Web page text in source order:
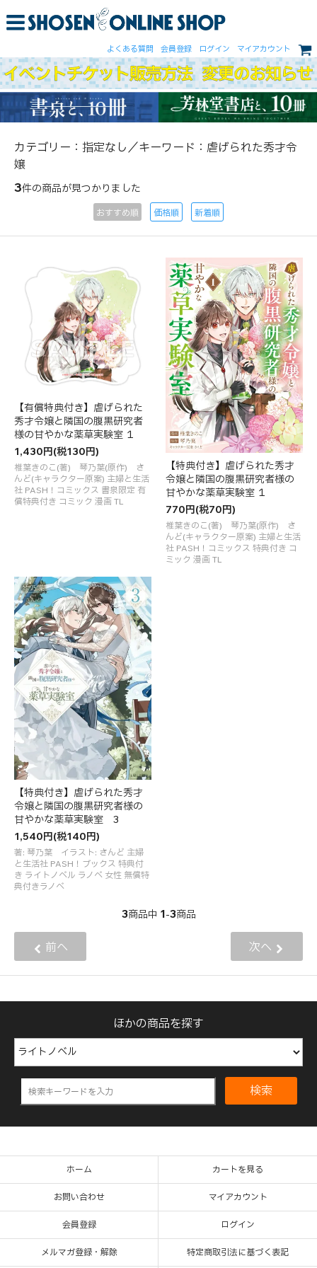
よくある質問 会員登録 ログイン マイアカウント
カテゴリー：指定なし／キーワード：虐げられた秀才令
嬢
3件の商品が見つかりました
おすすめ順 価格順 新着順
【有償特典付き】虐げられた
秀才令嬢と隣国の腹黒研究者
様の甘やかな薬草実験室 １
1,430円(税130円)
椎葉きのこ(著) 琴乃葉(原作) さ
んど(キャラクター原案) 主婦と生活
社 PASH！コミックス 書泉限定 有
償特典付き コミック 漫画 TL
【特典付き】虐げられた秀才
令嬢と隣国の腹黒研究者様の
甘やかな薬草実験室 １
770円(税70円)
椎葉きのこ(著) 琴乃葉(原作) さ
んど(キャラクター原案) 主婦と生活
社 PASH！コミックス 特典付き コ
ミック 漫画 TL
【特典付き】虐げられた秀才
令嬢と隣国の腹黒研究者様の
甘やかな薬草実験室 3
1,540円(税140円)
著: 琴乃葉 イラスト: さんど 主婦
と生活社 PASH！ブックス 特典付
き ライトノベル ラノベ 女性 無償特
典付きラノベ
3商品中 1-3商品
前へ 次へ
ほかの商品を探す
検索
ホーム カートを見る
お問い合わせ マイアカウント
会員登録 ログイン
メルマガ登録・解除 特定商取引法に基づく表記